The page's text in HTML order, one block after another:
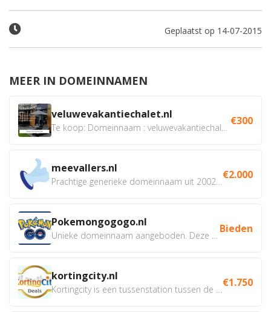
Geplaatst op 14-07-2015
MEER IN DOMEINNAMEN
veluwevakantiechalet.nl €300
meevallers.nl €2.000
Pokemongogogo.nl Bieden
kortingcity.nl €1.750